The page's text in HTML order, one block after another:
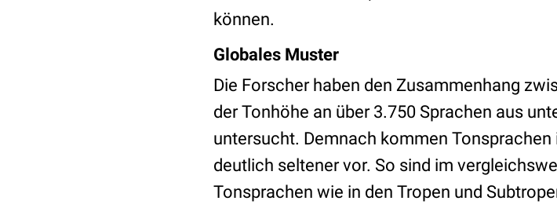
können.
Globales Muster
Die Forscher haben den Zusammenhang
der Tonhöhe an über 3.750 Sprachen aus
untersucht. Demnach kommen
deutlich seltener vor. So sind im
Tonsprachen wie in den Tropen und